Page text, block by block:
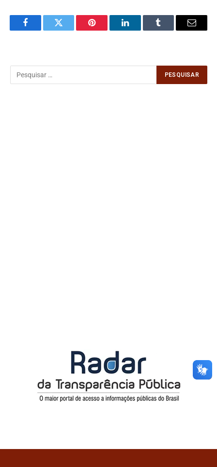
FacebookTwitter Pinterest LinkedInTumblr Email